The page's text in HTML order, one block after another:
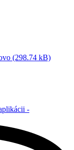
(298.74 kB)
-